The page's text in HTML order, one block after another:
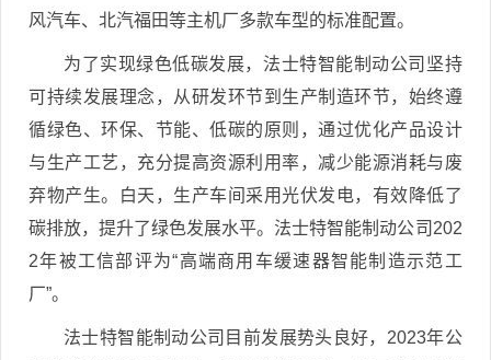
风汽车、北汽福田等主机厂多款车型的标准配置。
为了实现绿色低碳发展，法士特智能制动公司坚持
可持续发展理念，从研发环节到生产制造环节，始终遵
循绿色、环保、节能、低碳的原则，通过优化产品设计
与生产工艺，充分提高资源利用率，减少能源消耗与废
弃物产生。白天，生产车间采用光伏发电，有效降低了
碳排放，提升了绿色发展水平。法士特智能制动公司202
2年被工信部评为“高端商用车缓速器智能制造示范工
厂”。
法士特智能制动公司目前发展势头良好，2023年公